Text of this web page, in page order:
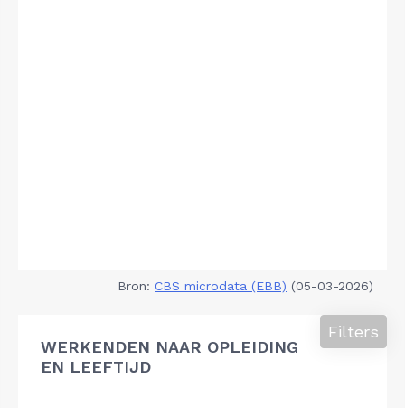
Bron: CBS microdata (EBB) (05-03-2026)
WERKENDEN NAAR OPLEIDING
EN LEEFTIJD
Filters